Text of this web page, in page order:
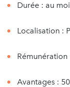
Durée : au
Localisation :
Avantages :